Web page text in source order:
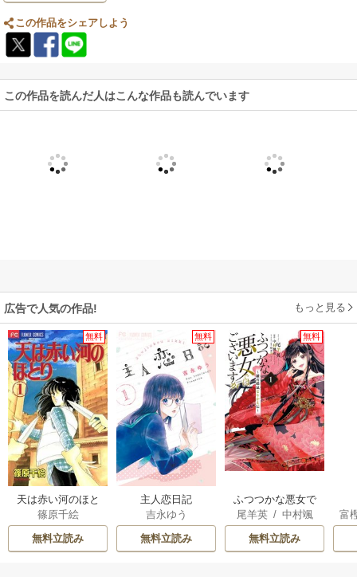
この作品をシェアしよう
この作品を読んだ人はこんな作品も読んでいます
広告で人気の作品! もっと見る
無料
天は赤い河のほと
り
篠原千絵
無料立読み
無料
主人恋日記
吉永ゆう
無料立読み
無料
ふつつかな悪女で
はございますが ～
雛宮蝶鼠とりかえ
伝～
尾羊英/ 中村颯
希
/ ゆき哉
無料立読み
富